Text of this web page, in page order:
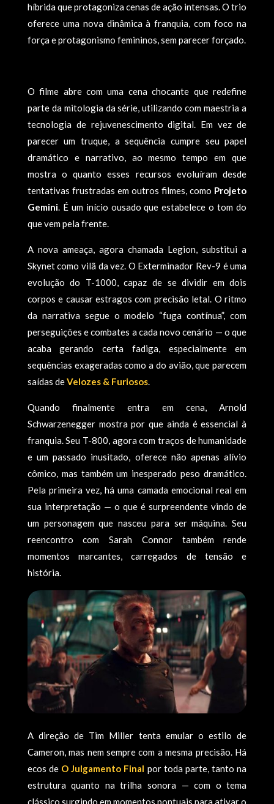
híbrida que protagoniza cenas de ação intensas. O trio
oferece uma nova dinâmica à franquia, com foco na
força e protagonismo femininos, sem parecer forçado.
O filme abre com uma cena chocante que redefine
parte da mitologia da série, utilizando com maestria a
tecnologia de rejuvenescimento digital. Em vez de
parecer um truque, a sequência cumpre seu papel
dramático e narrativo, ao mesmo tempo em que
mostra o quanto esses recursos evoluíram desde
tentativas frustradas em outros filmes, como Projeto
Gemini. É um início ousado que estabelece o tom do
que vem pela frente.
A nova ameaça, agora chamada Legion, substitui a
Skynet como vilã da vez. O Exterminador Rev-9 é uma
evolução do T-1000, capaz de se dividir em dois
corpos e causar estragos com precisão letal. O ritmo
da narrativa segue o modelo “fuga contínua”, com
perseguições e combates a cada novo cenário — o que
acaba gerando certa fadiga, especialmente em
sequências exageradas como a do avião, que parecem
saídas deVelozes & Furiosos.
Quando finalmente entra em cena, Arnold
Schwarzenegger mostra por que ainda é essencial à
franquia. Seu T-800, agora com traços de humanidade
e um passado inusitado, oferece não apenas alívio
cômico, mas também um inesperado peso dramático.
Pela primeira vez, há uma camada emocional real em
sua interpretação — o que é surpreendente vindo de
um personagem que nasceu para ser máquina. Seu
reencontro com Sarah Connor também rende
momentos marcantes, carregados de tensão e
história.
A direção de Tim Miller tenta emular o estilo de
Cameron, mas nem sempre com a mesma precisão. Há
ecos de O Julgamento Final por toda parte, tanto na
estrutura quanto na trilha sonora — com o tema
clássico surgindo em momentos pontuais para ativar o